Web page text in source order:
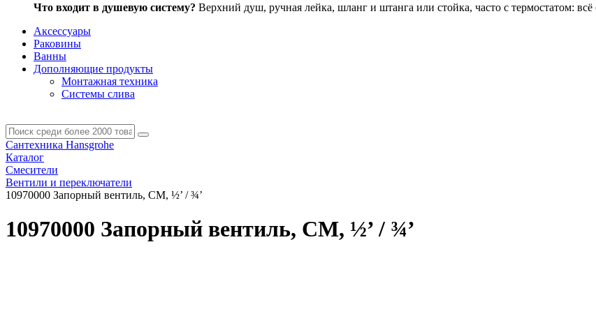
Что входит в душевую систему? Верхний душ, ручная лейка, шланг и штанга или стойка, часто с термостатом: всё
Аксессуары
Раковины
Ванны
Дополняющие продукты
Монтажная техника
Системы слива
Сантехника Hansgrohe
Каталог
Смесители
Вентили и переключатели
10970000 Запорный вентиль, СМ, ½’ / ¾’
10970000 Запорный вентиль, СМ, ½’ / ¾’